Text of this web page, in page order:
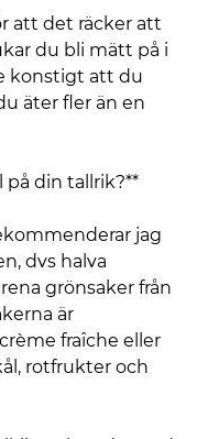
att det räcker att
du bli mätt på i
konstigt att du
äter fler än en
på din tallrik?**
jag
dvs halva
grönsaker från
är
fraîche eller
rotfrukter och